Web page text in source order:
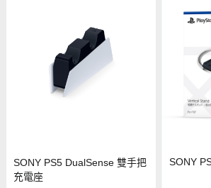
SONY PS5 DualSense 雙手把
充電座
SONY